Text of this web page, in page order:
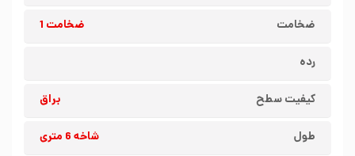
ضخامت ضخامت 1
رده
کیفیت سطح براق
طول شاخه 6 متری